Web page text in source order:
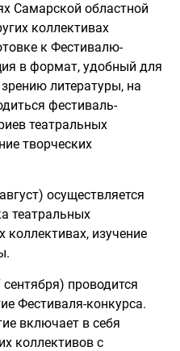
Самарской областной
коллективах
к Фестивалю-
в формат, удобный для
литературы, на
фестиваль-
театральных
творческих
осуществляется
театральных
коллективах, изучение
проводится
Фестиваля-конкурса.
включает в себя
коллективов с